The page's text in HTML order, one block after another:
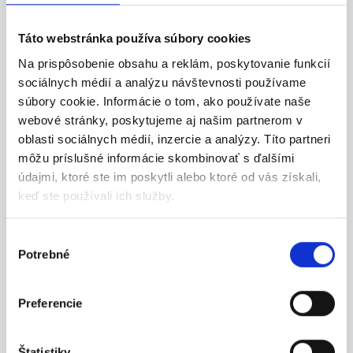
Táto webstránka používa súbory cookies
Na prispôsobenie obsahu a reklám, poskytovanie funkcií
sociálnych médií a analýzu návštevnosti používame
súbory cookie. Informácie o tom, ako používate naše
webové stránky, poskytujeme aj našim partnerom v
oblasti sociálnych médií, inzercie a analýzy. Títo partneri
môžu príslušné informácie skombinovať s ďalšími
údajmi, ktoré ste im poskytli alebo ktoré od vás získali,
keď ste používali ich služby.
súhlasu
Potrebné
Preferencie
Termín 31.07. Manipulačný
pracovník vo výrobe
Hľadáme stabilného brigádnika do výroby.
Hlavnou...
Martin
P. J. Servis, s. r. o.
Termín 03.08. Manipulačný
Hľadáme stabilného brigádnika do výroby.